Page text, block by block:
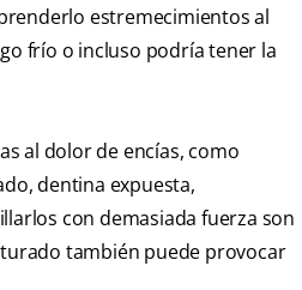
estremecimientos al
frío o incluso podría tener la
al dolor de encías, como
dentina expuesta,
con demasiada fuerza son
también puede provocar